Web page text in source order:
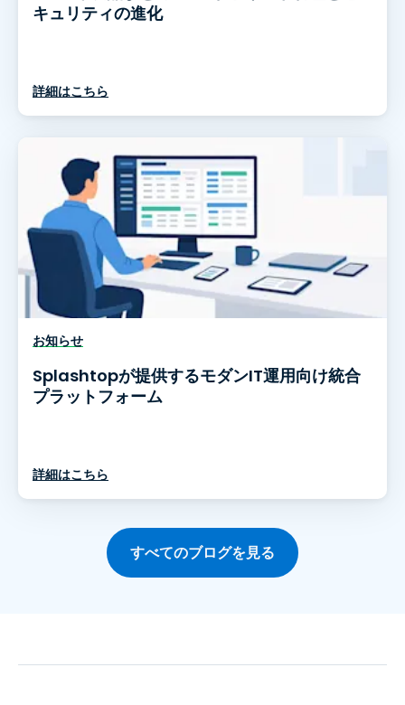
キュリティの進化
詳細はこちら
お知らせ
Splashtopが提供するモダンIT運用向け統合
プラットフォーム
詳細はこちら
すべてのブログを見る